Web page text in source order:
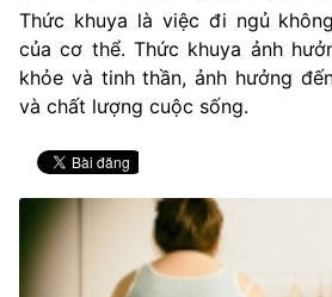
Thức khuya là việc đi ngủ
của cơ thể. Thức khuya ảnh
khỏe và tinh thần, ảnh hưởng
và chất lượng cuộc sống.